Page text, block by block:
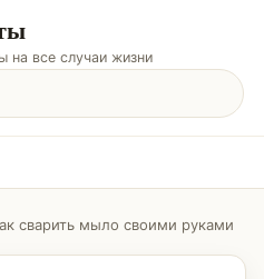
на все случаи жизни
сварить мыло своими руками